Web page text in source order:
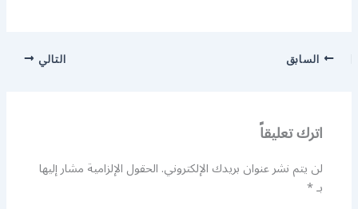
السابق التالي
اترك تعليقاً
لن يتم نشر عنوان بريدك الإلكتروني.الحقول الإلزامية مشار إليها
بـ*